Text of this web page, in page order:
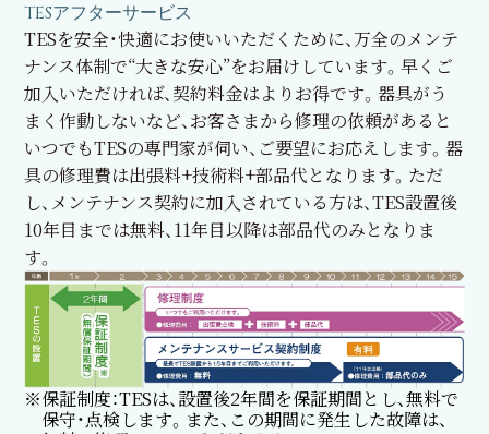
TESアフターサービス
TESを安全・快適にお使いいただくために、万全のメンテ
ナンス体制で“大きな安心”をお届けしています。早くご
加入いただければ、契約料金はよりお得です。器具がう
まく作動しないなど、お客さまから修理の依頼があると
いつでもTESの専門家が伺い、ご要望にお応えします。器
具の修理費は出張料+技術料+部品代となります。ただ
し、メンテナンス契約に加入されている方は、TES設置後
10年目までは無料、11年目以降は部品代のみとなりま
す。
※保証制度：TESは、設置後2年間を保証期間とし、無料で
保守・点検します。また、この期間に発生した故障は、